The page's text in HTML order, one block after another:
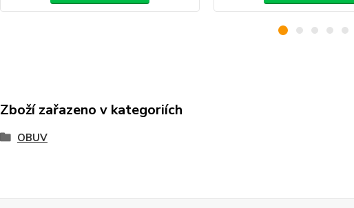
Zboží zařazeno v kategoriích
OBUV